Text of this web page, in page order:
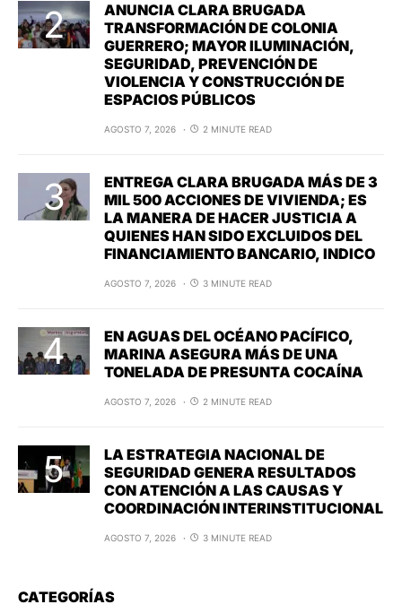
ANUNCIA CLARA BRUGADA
TRANSFORMACIÓN DE COLONIA
GUERRERO; MAYOR ILUMINACIÓN,
SEGURIDAD, PREVENCIÓN DE
VIOLENCIA Y CONSTRUCCIÓN DE
ESPACIOS PÚBLICOS
AGOSTO 7, 2026 2 MINUTE READ
ENTREGA CLARA BRUGADA MÁS DE 3
MIL 500 ACCIONES DE VIVIENDA; ES
LA MANERA DE HACER JUSTICIA A
QUIENES HAN SIDO EXCLUIDOS DEL
FINANCIAMIENTO BANCARIO, INDICO
AGOSTO 7, 2026 3 MINUTE READ
EN AGUAS DEL OCÉANO PACÍFICO,
MARINA ASEGURA MÁS DE UNA
TONELADA DE PRESUNTA COCAÍNA
AGOSTO 7, 2026 2 MINUTE READ
LA ESTRATEGIA NACIONAL DE
SEGURIDAD GENERA RESULTADOS
CON ATENCIÓN A LAS CAUSAS Y
COORDINACIÓN INTERINSTITUCIONAL
AGOSTO 7, 2026 3 MINUTE READ
CATEGORÍAS